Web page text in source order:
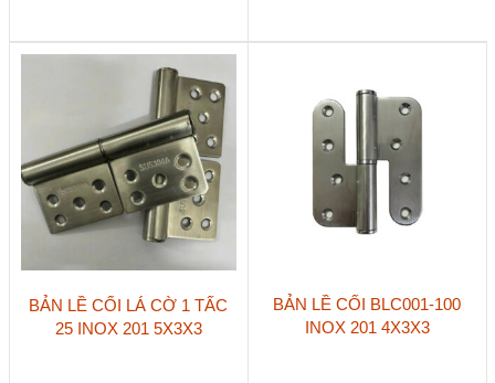
BẢN LỀ CỐI LÁ CỜ 1 TẤC
25 INOX 201 5X3X3
BẢN LỀ CỐI BLC001-100
INOX 201 4X3X3